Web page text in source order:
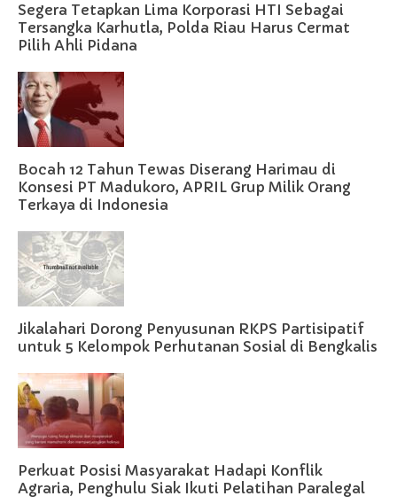
Segera Tetapkan Lima Korporasi HTI Sebagai
Tersangka Karhutla, Polda Riau Harus Cermat
Pilih Ahli Pidana
Bocah 12 Tahun Tewas Diserang Harimau di
Konsesi PT Madukoro, APRIL Grup Milik Orang
Terkaya di Indonesia
Jikalahari Dorong Penyusunan RKPS Partisipatif
untuk 5 Kelompok Perhutanan Sosial di Bengkalis
Perkuat Posisi Masyarakat Hadapi Konflik
Agraria, Penghulu Siak Ikuti Pelatihan Paralegal